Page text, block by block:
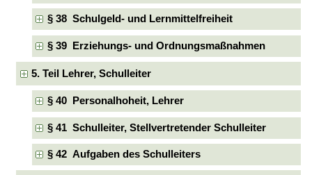
§ 38 Schulgeld- und Lernmittelfreiheit
§ 39 Erziehungs- und Ordnungsmaßnahmen
5. Teil Lehrer, Schulleiter
§ 40 Personalhoheit, Lehrer
§ 41 Schulleiter, Stellvertretender Schulleiter
§ 42 Aufgaben des Schulleiters